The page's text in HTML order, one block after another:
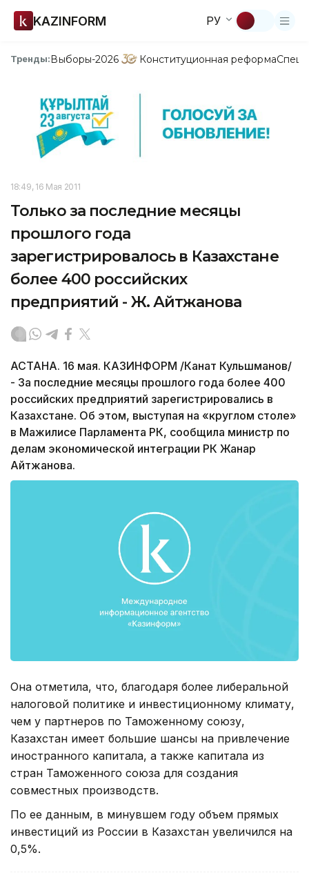
KAZINFORM РУ
Тренды:Выборы-2026 Конституционная реформа
18:49, 16 Мая 2011
Только за последние месяцы
прошлого года
зарегистрировалось в Казахстане
более 400 российских
предприятий - Ж. Айтжанова
АСТАНА. 16 мая. КАЗИНФОРМ /Канат Кульшманов/
- За последние месяцы прошлого года более 400
российских предприятий зарегистрировались в
Казахстане. Об этом, выступая на «круглом столе»
в Мажилисе Парламента РК, сообщила министр по
делам экономической интеграции РК Жанар
Айтжанова.
Она отметила, что, благодаря более либеральной
налоговой политике и инвестиционному климату,
чем у партнеров по Таможенному союзу,
Казахстан имеет большие шансы на привлечение
иностранного капитала, а также капитала из
стран Таможенного союза для создания
совместных производств.
По ее данным, в минувшем году объем прямых
инвестиций из России в Казахстан увеличился на
0,5%.